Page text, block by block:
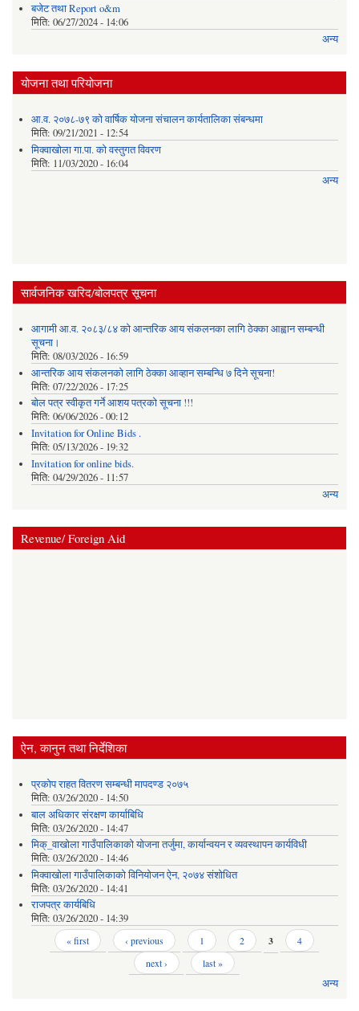
बजेट तथा Report o&m
मिति: 06/27/2024 - 14:06
अन्य
योजना तथा परियोजना
आ.व. २०७८-७९ को वार्षिक योजना संचालन कार्यतालिका संबन्धमा
मिति: 09/21/2021 - 12:54
मिक्वाखोला गा.पा. को वस्तुगत विवरण
मिति: 11/03/2020 - 16:04
अन्य
सार्वजनिक खरिद/बोलपत्र सूचना
आगामी आ.व. २०८३/८४ को आन्तरिक आय संकलनका लागि ठेक्का आह्वान सम्बन्धी
सूचना।
मिति: 08/03/2026 - 16:59
आन्तरिक आय संकलनको लागि ठेक्‍का आव्हान सम्बन्धि ७ दिने सूचना!
मिति: 07/22/2026 - 17:25
बोल पत्र स्वीकृत गर्ने आशय पत्रको सूचना !!!
मिति: 06/06/2026 - 00:12
Invitation for Online Bids .
मिति: 05/13/2026 - 19:32
Invitation for online bids.
मिति: 04/29/2026 - 11:57
अन्य
Revenue/ Foreign Aid
ऐन, कानुन तथा निर्देशिका
प्रकोप राहत वितरण सम्बन्धी मापदण्ड २०७५
मिति: 03/26/2020 - 14:50
बाल अधिकार संरक्षण कार्याबिधि
मिति: 03/26/2020 - 14:47
मिक्_वाखोला गाउँपालिकाको योजना तर्जुमा, कार्यान्वयन र व्यवस्थापन कार्यविधी
मिति: 03/26/2020 - 14:46
मिक्वाखोला गाउँपालिकाको विनियोजन ऐन, २०७४ संशोधित
मिति: 03/26/2020 - 14:41
राजपत्र कार्यबिधि
मिति: 03/26/2020 - 14:39
« first ‹ previous 1 2 3
4
next ›
last »
अन्य